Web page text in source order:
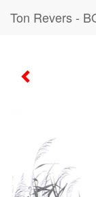
Ton Revers -